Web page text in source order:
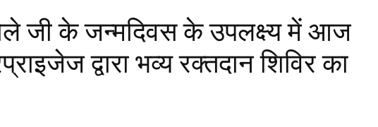
जी के जन्मदिवस के उपलक्ष्य में आज
द्वारा भव्य रक्तदान शिविर का